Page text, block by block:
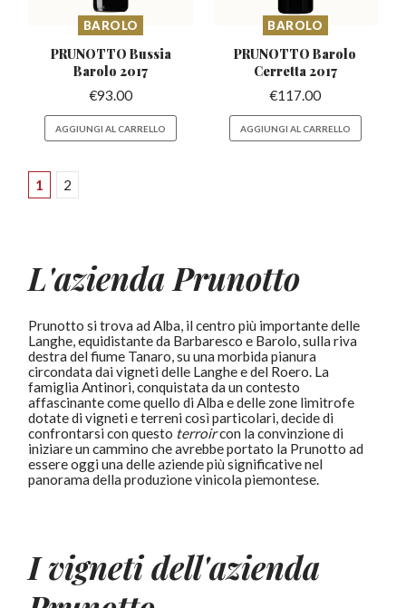
BAROLO
PRUNOTTO Bussia
Barolo 2017
€93.00
AGGIUNGI AL CARRELLO
BAROLO
PRUNOTTO Barolo
Cerretta 2017
€117.00
AGGIUNGI AL CARRELLO
1 2
L'azienda Prunotto
Prunotto si trova ad Alba, il centro più importante delle
Langhe, equidistante da Barbaresco e Barolo, sulla riva
destra del fiume Tanaro, su una morbida pianura
circondata dai vigneti delle Langhe e del Roero. La
famiglia Antinori, conquistata da un contesto
affascinante come quello di Alba e delle zone limitrofe
dotate di vigneti e terreni così particolari, decide di
confrontarsi con questo terroircon la convinzione di
iniziare un cammino che avrebbe portato la Prunotto ad
essere oggi una delle aziende più significative nel
panorama della produzione vinicola piemontese.
I vigneti dell'azienda